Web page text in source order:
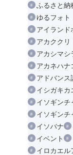
ふるさと納
ゆるフォト
アイランド
アカククリ
アカシマシ
アカネハナ
アドバンス
イシガキカ
イソギンチ
イソギンチ
イソバナ
イベント
イロカエル